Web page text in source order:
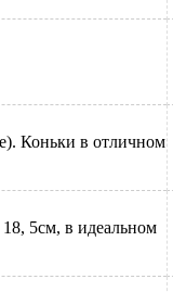
Коньки в отличном
18, 5см, в идеальном